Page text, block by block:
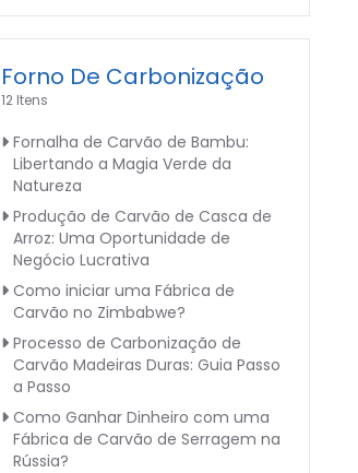
Forno De Carbonização
12 Itens
Fornalha de Carvão de Bambu:
Libertando a Magia Verde da
Natureza
Produção de Carvão de Casca de
Arroz: Uma Oportunidade de
Negócio Lucrativa
Como iniciar uma Fábrica de
Carvão no Zimbabwe?
Processo de Carbonização de
Carvão Madeiras Duras: Guia Passo
a Passo
Como Ganhar Dinheiro com uma
Fábrica de Carvão de Serragem na
Rússia?